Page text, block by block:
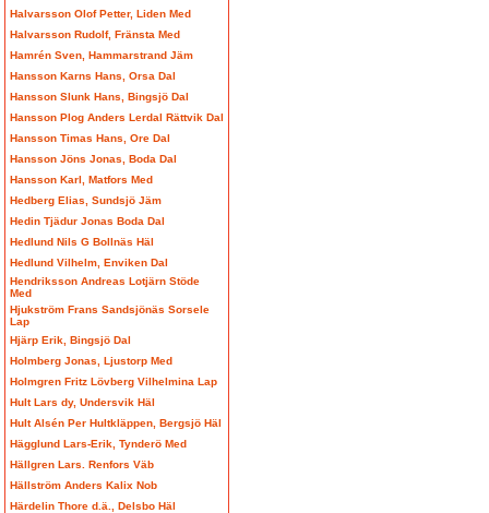
Halvarsson Olof Petter, Liden Med
Halvarsson Rudolf, Fränsta Med
Hamrén Sven, Hammarstrand Jäm
Hansson Karns Hans, Orsa Dal
Hansson Slunk Hans, Bingsjö Dal
Hansson Plog Anders Lerdal Rättvik Dal
Hansson Timas Hans, Ore Dal
Hansson Jöns Jonas, Boda Dal
Hansson Karl, Matfors Med
Hedberg Elias, Sundsjö Jäm
Hedin Tjädur Jonas Boda Dal
Hedlund Nils G Bollnäs Häl
Hedlund Vilhelm, Enviken Dal
Hendriksson Andreas Lotjärn Stöde
Med
Hjukström Frans Sandsjönäs Sorsele
Lap
Hjärp Erik, Bingsjö Dal
Holmberg Jonas, Ljustorp Med
Holmgren Fritz Lövberg Vilhelmina Lap
Hult Lars dy, Undersvik Häl
Hult Alsén Per Hultkläppen, Bergsjö Häl
Hägglund Lars-Erik, Tynderö Med
Hällgren Lars. Renfors Väb
Hällström Anders Kalix Nob
Härdelin Thore d.ä., Delsbo Häl